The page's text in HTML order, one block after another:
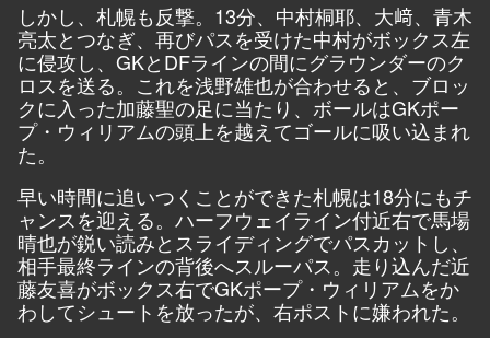
しかし、札幌も反撃。13分、中村桐耶、大﨑、青木
亮太とつなぎ、再びパスを受けた中村がボックス左
に侵攻し、GKとDFラインの間にグラウンダーのク
ロスを送る。これを浅野雄也が合わせると、ブロッ
クに入った加藤聖の足に当たり、ボールはGKポー
プ・ウィリアムの頭上を越えてゴールに吸い込まれ
た。
早い時間に追いつくことができた札幌は18分にもチ
ャンスを迎える。ハーフウェイライン付近右で馬場
晴也が鋭い読みとスライディングでパスカットし、
相手最終ラインの背後へスルーパス。走り込んだ近
藤友喜がボックス右でGKポープ・ウィリアムをか
わしてシュートを放ったが、右ポストに嫌われた。